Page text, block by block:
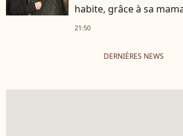
habite, grâce à sa
Hardy
21:50
DERNIÈRES NEWS